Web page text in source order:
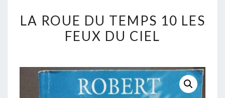
ROUE
DU
LES
FEUX
LA ROUE DU TEMPS 10 LES
FEUX DU CIEL